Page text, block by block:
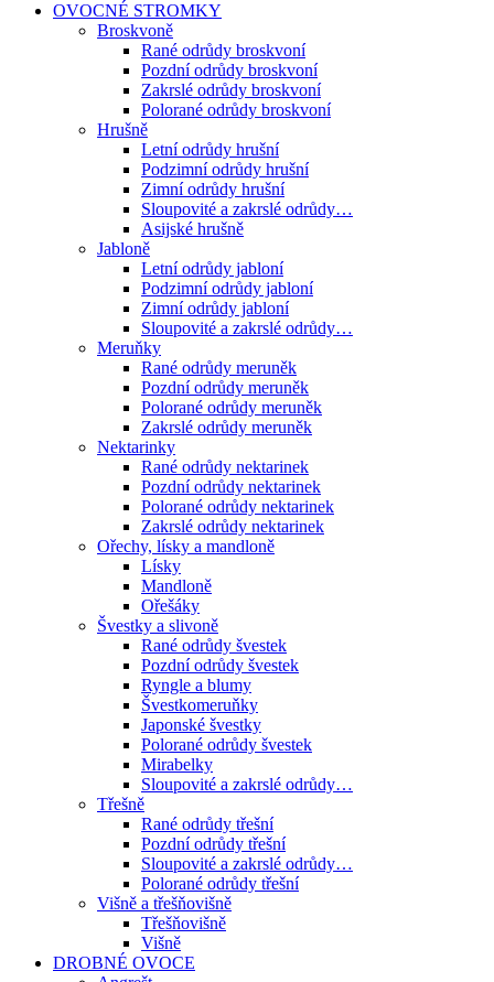
OVOCNÉ STROMKY
Broskvoně
Rané odrůdy broskvoní
Pozdní odrůdy broskvoní
Zakrslé odrůdy broskvoní
Polorané odrůdy broskvoní
Hrušně
Letní odrůdy hrušní
Podzimní odrůdy hrušní
Zimní odrůdy hrušní
Sloupovité a zakrslé odrůdy…
Asijské hrušně
Jabloně
Letní odrůdy jabloní
Podzimní odrůdy jabloní
Zimní odrůdy jabloní
Sloupovité a zakrslé odrůdy…
Meruňky
Rané odrůdy meruněk
Pozdní odrůdy meruněk
Polorané odrůdy meruněk
Zakrslé odrůdy meruněk
Nektarinky
Rané odrůdy nektarinek
Pozdní odrůdy nektarinek
Polorané odrůdy nektarinek
Zakrslé odrůdy nektarinek
Ořechy, lísky a mandloně
Lísky
Mandloně
Ořešáky
Švestky a slivoně
Rané odrůdy švestek
Pozdní odrůdy švestek
Ryngle a blumy
Švestkomeruňky
Japonské švestky
Polorané odrůdy švestek
Mirabelky
Sloupovité a zakrslé odrůdy…
Třešně
Rané odrůdy třešní
Pozdní odrůdy třešní
Sloupovité a zakrslé odrůdy…
Polorané odrůdy třešní
Višně a třešňovišně
Třešňovišně
Višně
DROBNÉ OVOCE